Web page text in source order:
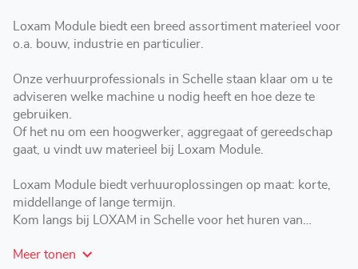
Loxam Module biedt een breed assortiment materieel voor
o.a. bouw, industrie en particulier.
Onze verhuurprofessionals in Schelle staan klaar om u te
adviseren welke machine u nodig heeft en hoe deze te
gebruiken.
Of het nu om een hoogwerker, aggregaat of gereedschap
gaat, u vindt uw materieel bij Loxam Module.
Loxam Module biedt verhuuroplossingen op maat: korte,
middellange of lange termijn.
Kom langs bij LOXAM in Schelle voor het huren van
Meer tonen